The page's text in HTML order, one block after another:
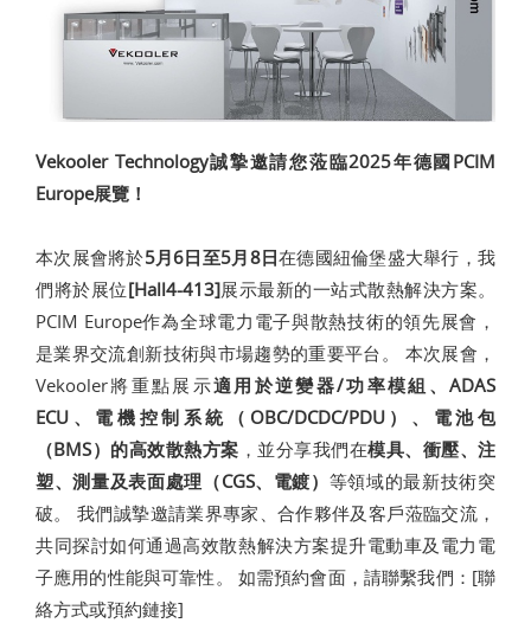
Vekooler Technology誠摯邀請您蒞臨2025年德國PCIM
Europe展覽！
本次展會將於5月6日至5月8日在德國紐倫堡盛大舉行，我
們將於展位[Hall4-413]展示最新的一站式散熱解決方案。
PCIM Europe作為全球電力電子與散熱技術的領先展會，
是業界交流創新技術與市場趨勢的重要平台。 本次展會，
Vekooler將重點展示適用於逆變器/功率模組、ADAS
ECU、電機控制系統（OBC/DCDC/PDU）、電池包
（BMS）的高效散熱方案 ，並分享我們在模具、衝壓、注
塑、測量及表面處理（CGS、電鍍） 等領域的最新技術突
破。 我們誠摯邀請業界專家、合作夥伴及客戶蒞臨交流，
共同探討如何通過高效散熱解決方案提升電動車及電力電
子應用的性能與可靠性。 如需預約會面，請聯繫我們：[聯
絡方式或預約鏈接]